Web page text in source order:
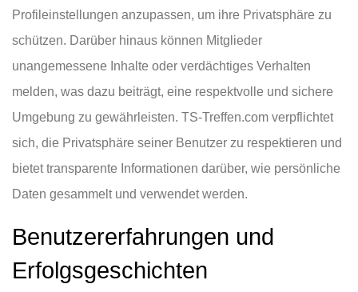
Profileinstellungen anzupassen, um ihre Privatsphäre zu
schützen. Darüber hinaus können Mitglieder
unangemessene Inhalte oder verdächtiges Verhalten
melden, was dazu beiträgt, eine respektvolle und sichere
Umgebung zu gewährleisten. TS-Treffen.com verpflichtet
sich, die Privatsphäre seiner Benutzer zu respektieren und
bietet transparente Informationen darüber, wie persönliche
Daten gesammelt und verwendet werden.
Benutzererfahrungen und
Erfolgsgeschichten